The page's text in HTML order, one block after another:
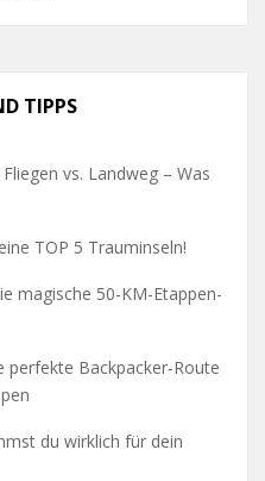
TIPPS
vs. Landweg – Was
TOP 5 Trauminseln!
magische 50-KM-Etappen-
perfekte Backpacker-Route
du wirklich für dein